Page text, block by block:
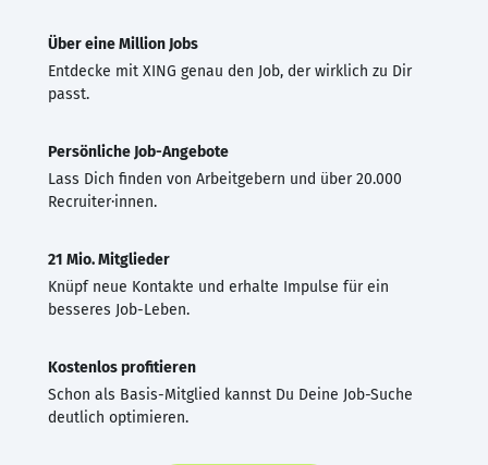
Über eine Million Jobs
Entdecke mit XING genau den Job, der wirklich zu Dir
passt.
Persönliche Job-Angebote
Lass Dich finden von Arbeitgebern und über 20.000
Recruiter·innen.
21 Mio. Mitglieder
Knüpf neue Kontakte und erhalte Impulse für ein
besseres Job-Leben.
Kostenlos profitieren
Schon als Basis-Mitglied kannst Du Deine Job-Suche
deutlich optimieren.